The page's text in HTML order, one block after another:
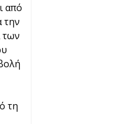
από
την
των
τη